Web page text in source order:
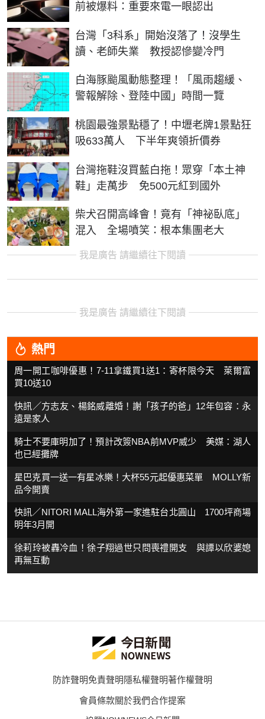
前被爆料：重要來電一眼認出
台灣「3科系」開始沒落了！沒學生
讀、老師失業 教授認慘變冷門
白海豚颱風動態整理！「風雨趨緩、
警報解除、登陸中國」時間一覽
桃園最強景點穩了！中壢老牌1景點狂
吸633萬人 下半年爽領折價券
台灣拖鞋沒買藍白拖！眾穿「本土神
鞋」走萬步 免500元紅到國外
柴犬召開高峰會！竟有「神祕臥底」
混入 全場噴笑：根本集團老大
我是廣告 請繼續往下閱讀
我是廣告 請繼續往下閱讀
熱門
周一開工咖啡優惠！7-11拿鐵買1送1：寄杯限今天 萊爾富
買10送10
快訊／方志友、楊銘威離婚！謝「孩子的爸」12年包容：永
遠是家人
騎士不要庫明加了！預計改簽NBA前MVP威少 美媒：湖人
也已經攤牌
星巴克買一送一有星冰樂！大杯55元起優惠菜單 MOLLY新
品今開賣
快訊／NITORI MALL海外第一家進駐台北圓山 1700坪商場
明年3月開
徐莉玲被轟冷血！徐子翔過世只問喪禮開支 與譚以欣婆媳
再無互動
防詐聲明免責聲明隱私權聲明著作權聲明
會員條款關於我們合作提案